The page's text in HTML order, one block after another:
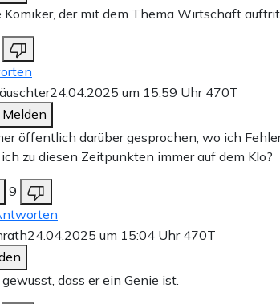
Komiker, der mit dem Thema Wirtschaft
24.04.2025 um 15:59 Uhr 470T
Melden
öffentlich darüber gesprochen, wo ich
zu diesen Zeitpunkten immer auf dem Klo?
9
24.04.2025 um 15:04 Uhr 470T
dass er ein Genie ist.